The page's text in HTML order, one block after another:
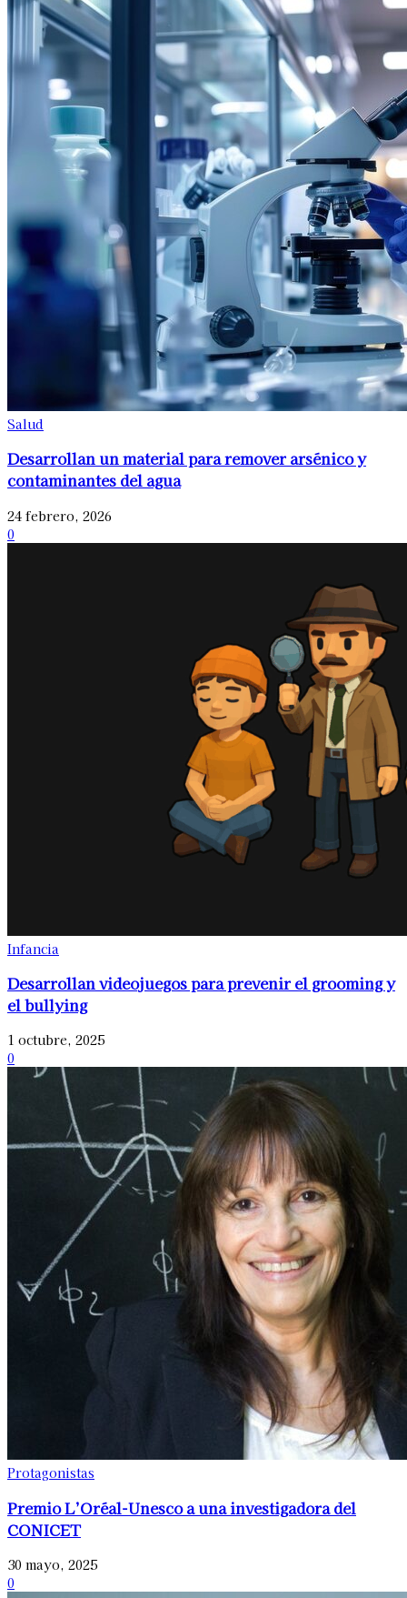
Salud
Desarrollan un material para remover arsénico y
contaminantes del agua
24 febrero, 2026
0
Infancia
Desarrollan videojuegos para prevenir el grooming y
el bullying
1 octubre, 2025
0
Protagonistas
Premio L’Oréal-Unesco a una investigadora del
CONICET
30 mayo, 2025
0